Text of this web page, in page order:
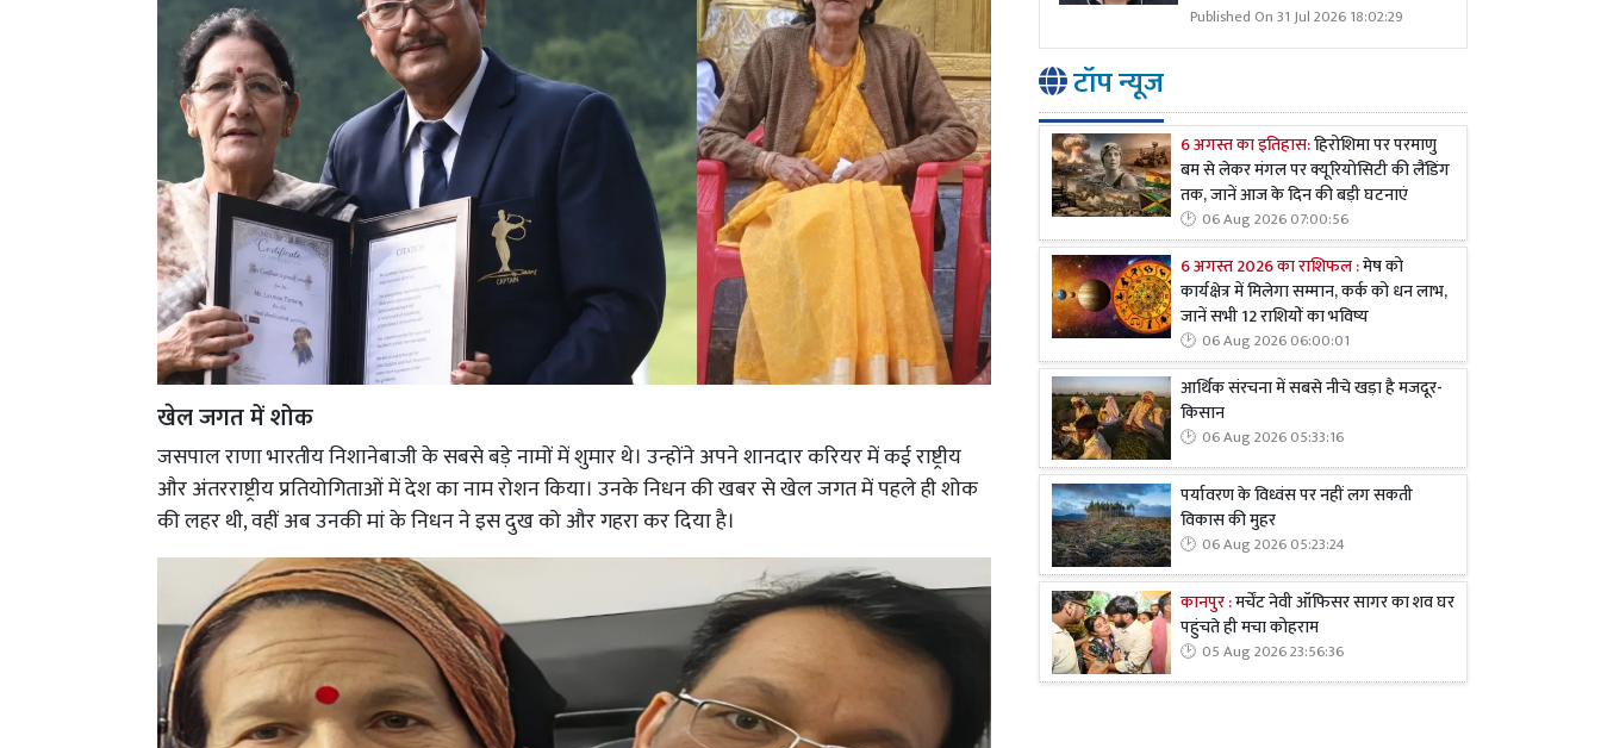
खेल जगत में शोक
जसपाल राणा भारतीय निशानेबाजी के सबसे बड़े नामों में शुमार थे। उन्होंने अपने शानदार करियर में कई राष्ट्रीय
और अंतरराष्ट्रीय प्रतियोगिताओं में देश का नाम रोशन किया। उनके निधन की खबर से खेल जगत में पहले ही शोक
की लहर थी, वहीं अब उनकी मां के निधन ने इस दुख को और गहरा कर दिया है।
Published On 31 Jul 2026 18:02:29
टॉप न्यूज
6 अगस्त का इतिहास:हिरोशिमा पर परमाणु
बम से लेकर मंगल पर क्यूरियोसिटी की लैंडिंग
तक, जानें आज के दिन की बड़ी घटनाएं
06 Aug 2026 07:00:56
6 अगस्त 2026 का राशिफल :मेष को
कार्यक्षेत्र में मिलेगा सम्मान, कर्क को धन लाभ,
जानें सभी 12 राशियों का भविष्य
06 Aug 2026 06:00:01
आर्थिक संरचना में सबसे नीचे खड़ा है मजदूर-
किसान
06 Aug 2026 05:33:16
पर्यावरण के विध्वंस पर नहीं लग सकती
विकास की मुहर
06 Aug 2026 05:23:24
कानपुर :मर्चेंट नेवी ऑफिसर सागर का शव घर
पहुंचते ही मचा कोहराम
05 Aug 2026 23:56:36